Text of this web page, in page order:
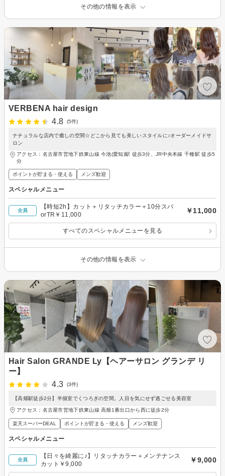
その他の情報を表示
VERBENA hair design
4.8
(5件)
ナチュラルな店内で癒しの空間☆どこから見ても美しいスタイルに♪オーダーメイドサ
ロン
アクセス：名古屋市営地下鉄東山線 今池(愛知)駅 徒歩3分、JR中央本線 千種駅 徒歩5
分
ポイントが貯まる・使える メンズ歓迎
スペシャルメニュー
全員
【時短2h】カット＋リタッチカラー＋10分スパ
orTR￥11,000
￥11,000
すべてのスペシャルメニューを見る
その他の情報を表示
Hair Salon GRANDE Ly【ヘアーサロン グランデ リ
ー】
4.3
(3件)
【高畑駅徒歩2分】半個室でくつろぎの空間。人目を気にせず過ごせる美容室
アクセス：名古屋市営地下鉄東山線 高畑1番出口から西に徒歩2分
楽天スーパーDEAL ポイントが貯まる・使える メンズ歓迎
スペシャルメニュー
全員
【日々を綺麗に♪】リタッチカラー＋メンテナンス
カット￥9,000
￥9,000